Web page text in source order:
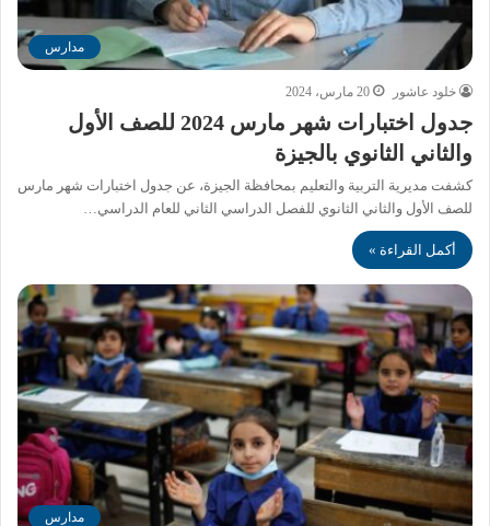
مدارس
خلود عاشور 20 مارس، 2024
جدول اختبارات شهر مارس 2024 للصف الأول
والثاني الثانوي بالجيزة
كشفت مديرية التربية والتعليم بمحافظة الجيزة، عن جدول اختبارات شهر مارس
للصف الأول والثاني الثانوي للفصل الدراسي الثاني للعام الدراسي…
أكمل القراءة »
مدارس